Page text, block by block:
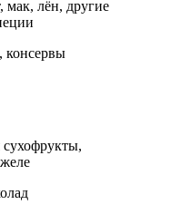
мак, лён, другие
консервы